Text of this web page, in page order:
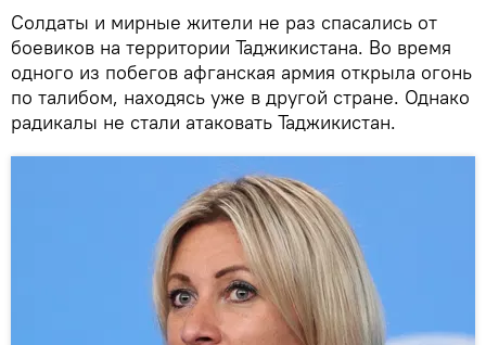
Солдаты и мирные жители не раз спасались от
боевиков на территории Таджикистана. Во время
одного из побегов афганская армия открыла огонь
по талибом, находясь уже в другой стране. Однако
радикалы не стали атаковать Таджикистан.